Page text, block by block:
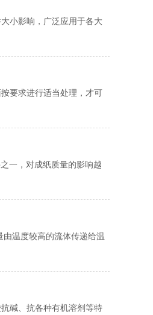
小影响，广泛应用于各大
要求进行适当处理，才可
一，对成纸质量的影响越
温度较高的流体传递给温
碱、抗各种有机溶剂等特